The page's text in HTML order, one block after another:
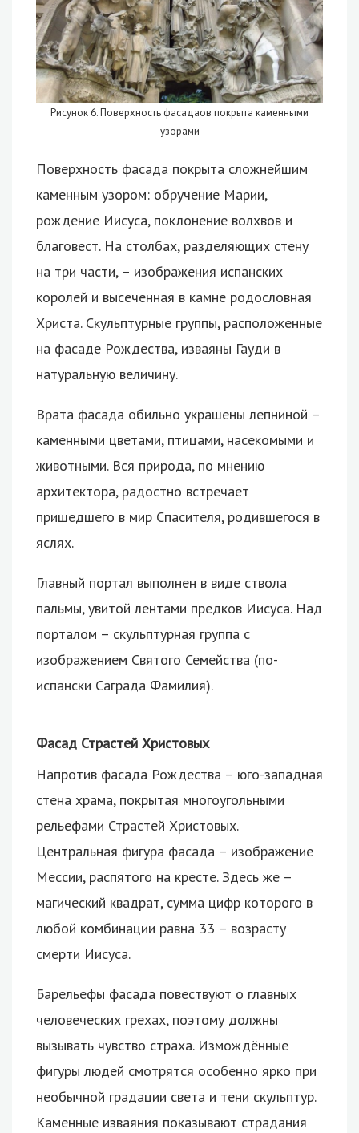
Рисунок 6. Поверхность фасадаов покрыта каменными
узорами
Поверхность фасада покрыта сложнейшим
каменным узором: обручение Марии,
рождение Иисуса, поклонение волхвов и
благовест. На столбах, разделяющих стену
на три части, – изображения испанских
королей и высеченная в камне родословная
Христа. Скульптурные группы, расположенные
на фасаде Рождества, изваяны Гауди в
натуральную величину.
Врата фасада обильно украшены лепниной –
каменными цветами, птицами, насекомыми и
животными. Вся природа, по мнению
архитектора, радостно встречает
пришедшего в мир Спасителя, родившегося в
яслях.
Главный портал выполнен в виде ствола
пальмы, увитой лентами предков Иисуса. Над
порталом – скульптурная группа с
изображением Святого Семейства (по-
испански Саграда Фамилия).
Фасад Страстей Христовых
Напротив фасада Рождества – юго-западная
стена храма, покрытая многоугольными
рельефами Страстей Христовых.
Центральная фигура фасада – изображение
Мессии, распятого на кресте. Здесь же –
магический квадрат, сумма цифр которого в
любой комбинации равна 33 – возрасту
смерти Иисуса.
Барельефы фасада повествуют о главных
человеческих грехах, поэтому должны
вызывать чувство страха. Измождённые
фигуры людей смотрятся особенно ярко при
необычной градации света и тени скульптур.
Каменные изваяния показывают страдания